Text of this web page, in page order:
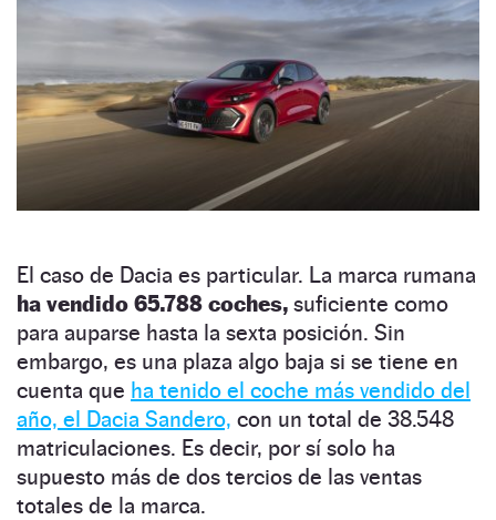
El caso de Dacia es particular. La marca rumana
ha vendido 65.788 coches, suficiente como
para auparse hasta la sexta posición. Sin
embargo, es una plaza algo baja si se tiene en
cuenta que ha tenido el coche más vendido del
año, el Dacia Sandero, con un total de 38.548
matriculaciones. Es decir, por sí solo ha
supuesto más de dos tercios de las ventas
totales de la marca.